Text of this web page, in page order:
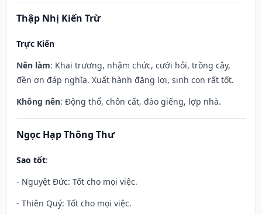
Thập Nhị Kiến Trừ
Trực Kiến
Nên làm: Khai trương, nhậm chức, cưới hỏi, trồng cây,
đền ơn đáp nghĩa. Xuất hành đặng lợi, sinh con rất tốt.
Không nên: Động thổ, chôn cất, đào giếng, lợp nhà.
Ngọc Hạp Thông Thư
Sao tốt:
- Nguyệt Đức: Tốt cho mọi việc.
- Thiên Quý: Tốt cho mọi việc.